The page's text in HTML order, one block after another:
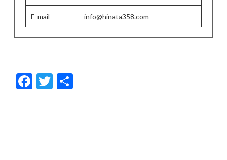
E-mail info@hinata358.com
F
ac
T
w